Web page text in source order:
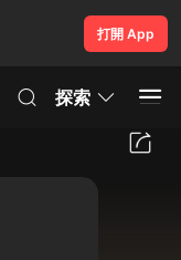
打開 App
探索